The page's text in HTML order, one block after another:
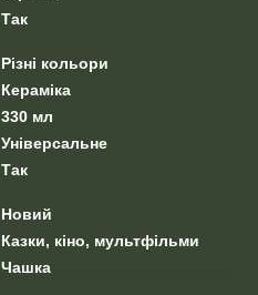
Так
Різні кольори
Кераміка
330 мл
Універсальне
Так
Новий
Казки, кіно, мультфільми
Чашка